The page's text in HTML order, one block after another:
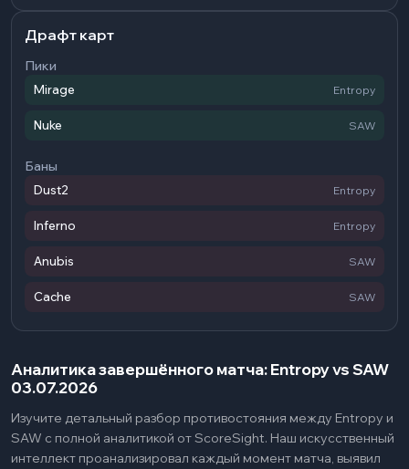
Драфт карт
Пики
Mirage Entropy
Nuke SAW
Баны
Dust2 Entropy
Inferno Entropy
Anubis SAW
Cache SAW
Аналитика завершённого матча: Entropy vs SAW
03.07.2026
Изучите детальный разбор противостояния между Entropy и
SAW с полной аналитикой от ScoreSight. Наш искусственный
интеллект проанализировал каждый момент матча, выявил